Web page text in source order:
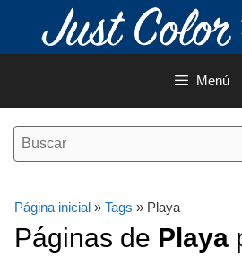
contenido
Menú
Página inicial » Tags » Playa
Páginas de Playa